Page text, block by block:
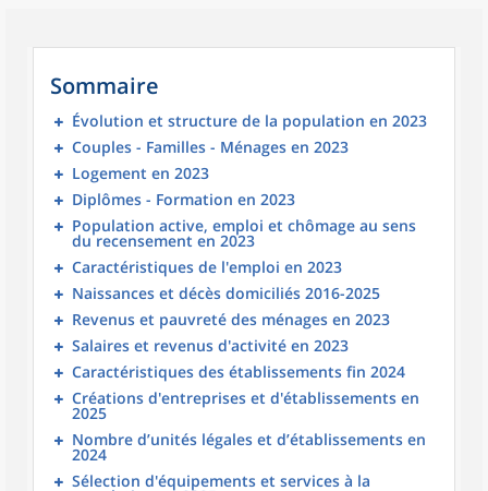
Sommaire
Évolution et structure de la population en 2023
Couples - Familles - Ménages en 2023
Logement en 2023
Diplômes - Formation en 2023
Population active, emploi et chômage au sens
du recensement en 2023
Caractéristiques de l'emploi en 2023
Naissances et décès domiciliés 2016-2025
Revenus et pauvreté des ménages en 2023
Salaires et revenus d'activité en 2023
Caractéristiques des établissements fin 2024
Créations d'entreprises et d'établissements en
2025
Nombre d’unités légales et d’établissements en
2024
Sélection d'équipements et services à la